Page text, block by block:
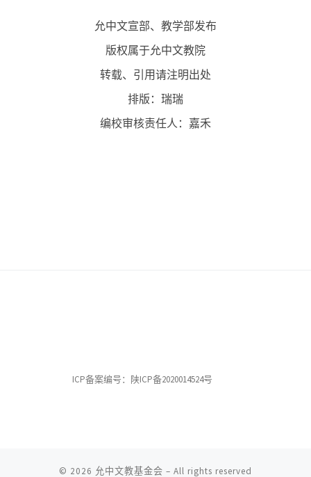
允中文宣部、教学部发布
版权属于允中文教院
转载、引用请注明出处
排版：瑞瑞
编校审核责任人：嘉禾
ICP备案编号：陕ICP备2020014524号
© 2026 允中文教基金会 – All rights reserved